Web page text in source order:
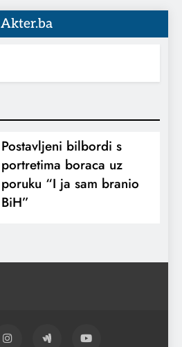
Akter.ba
Postavljeni bilbordi s
portretima boraca uz
poruku “I ja sam branio
BiH”